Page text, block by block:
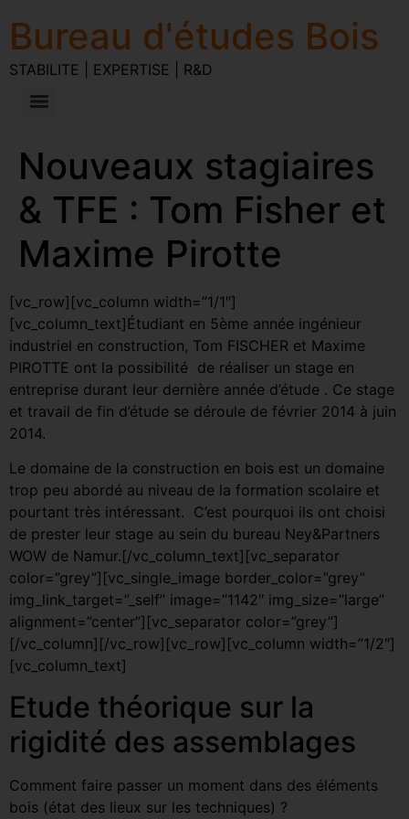
Bureau d'études Bois
STABILITE | EXPERTISE | R&D
Nouveaux stagiaires
& TFE : Tom Fisher et
Maxime Pirotte
[vc_row][vc_column width=”1/1″]
[vc_column_text]Étudiant en 5ème année ingénieur
industriel en construction, Tom FISCHER et Maxime
PIROTTE ont la possibilité de réaliser un stage en
entreprise durant leur dernière année d’étude . Ce stage
et travail de fin d’étude se déroule de février 2014 à juin
2014.
Le domaine de la construction en bois est un domaine
trop peu abordé au niveau de la formation scolaire et
pourtant très intéressant. C’est pourquoi ils ont choisi
de prester leur stage au sein du bureau Ney&Partners
WOW de Namur.[/vc_column_text][vc_separator
color=”grey”][vc_single_image border_color=”grey”
img_link_target=”_self” image=”1142″ img_size=”large”
alignment=”center”][vc_separator color=”grey”]
[/vc_column][/vc_row][vc_row][vc_column width=”1/2″]
[vc_column_text]
Etude théorique sur la
rigidité des assemblages
Comment faire passer un moment dans des éléments
bois (état des lieux sur les techniques) ?